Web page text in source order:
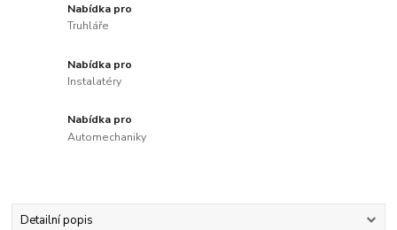
Nabídka pro
Truhláře
Nabídka pro
Instalatéry
Nabídka pro
Automechaniky
Detailní popis